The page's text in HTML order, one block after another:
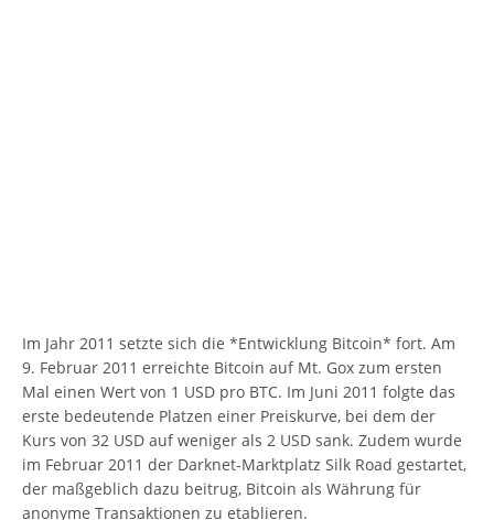
Im Jahr 2011 setzte sich die *Entwicklung Bitcoin* fort. Am
9. Februar 2011 erreichte Bitcoin auf Mt. Gox zum ersten
Mal einen Wert von 1 USD pro BTC. Im Juni 2011 folgte das
erste bedeutende Platzen einer Preiskurve, bei dem der
Kurs von 32 USD auf weniger als 2 USD sank. Zudem wurde
im Februar 2011 der Darknet-Marktplatz Silk Road gestartet,
der maßgeblich dazu beitrug, Bitcoin als Währung für
anonyme Transaktionen zu etablieren.